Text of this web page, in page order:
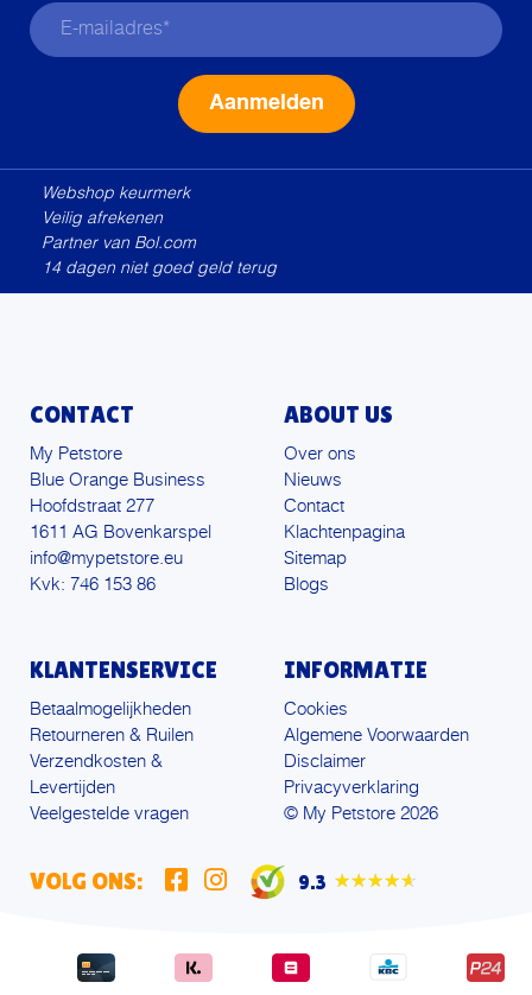
Webshop keurmerk
Veilig afrekenen
Partner van Bol.com
14 dagen niet goed geld terug
CONTACT
My Petstore
Blue Orange Business
Hoofdstraat 277
1611 AG Bovenkarspel
info@mypetstore.eu
Kvk: 746 153 86
ABOUT US
Over ons
Nieuws
Contact
Klachtenpagina
Sitemap
Blogs
KLANTENSERVICE
Betaalmogelijkheden
Retourneren & Ruilen
Verzendkosten &
Levertijden
Veelgestelde vragen
INFORMATIE
Cookies
Algemene Voorwaarden
Disclaimer
Privacyverklaring
© My Petstore 2026
VOLG ONS: 9.3 ★★★★★